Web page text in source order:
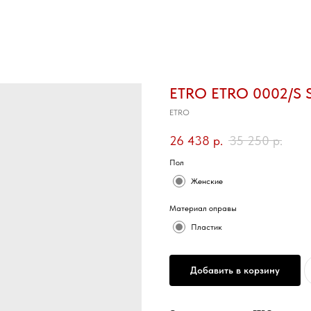
ETRO ETRO 0002/S
ETRO
26 438 р. 35 250 р.
Пол
Женские
Материал оправы
Пластик
Добавить в корзину